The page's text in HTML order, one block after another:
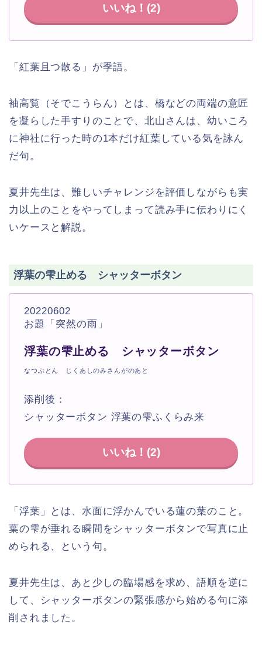
いいね！(2)
「紅葉且つ散る」が季語。
袖高覧（そでこうらん）とは、橋などの両端の意匠
を凝らした手すりのことで、北山さんは、幼いころ
に神社に行った時の1本だけ紅葉している気を詠ん
だ句。
夏井先生は、難しいチャレンジを評価しながらも実
力以上のことをやってしまって読み手に伝わりにく
いケースと解説。
浮葉の雫止める シャッターボタン
20220602
お題「突然の雨」
浮葉の雫止める シャッターボタン
なつぶとん じくあしのみさんがのあと
添削後：
シャッターボタン 浮葉の雫ふくらみ来
いいね！(2)
「浮葉」とは、水面に浮かんでいる蓮の葉のこと。
葉の雫が垂れる瞬間をシャッターボタンで写真に止
められる、という句。
夏井先生は、あと少しの臨場感を求め、語順を逆に
して、シャッターボタンの緊張感から始める句に添
削されました。